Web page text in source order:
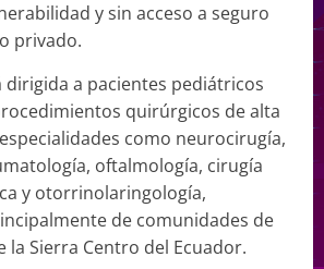
y sin acceso a seguro
privado.
dirigida a pacientes pediátricos
quirúrgicos de alta
como neurocirugía,
oftalmología, cirugía
y otorrinolaringología,
de comunidades de
la Sierra Centro del Ecuador.